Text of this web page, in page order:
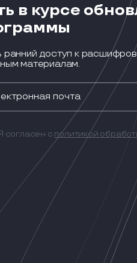
в курсе
ранний доступ к
материалам.
согласен с политикой